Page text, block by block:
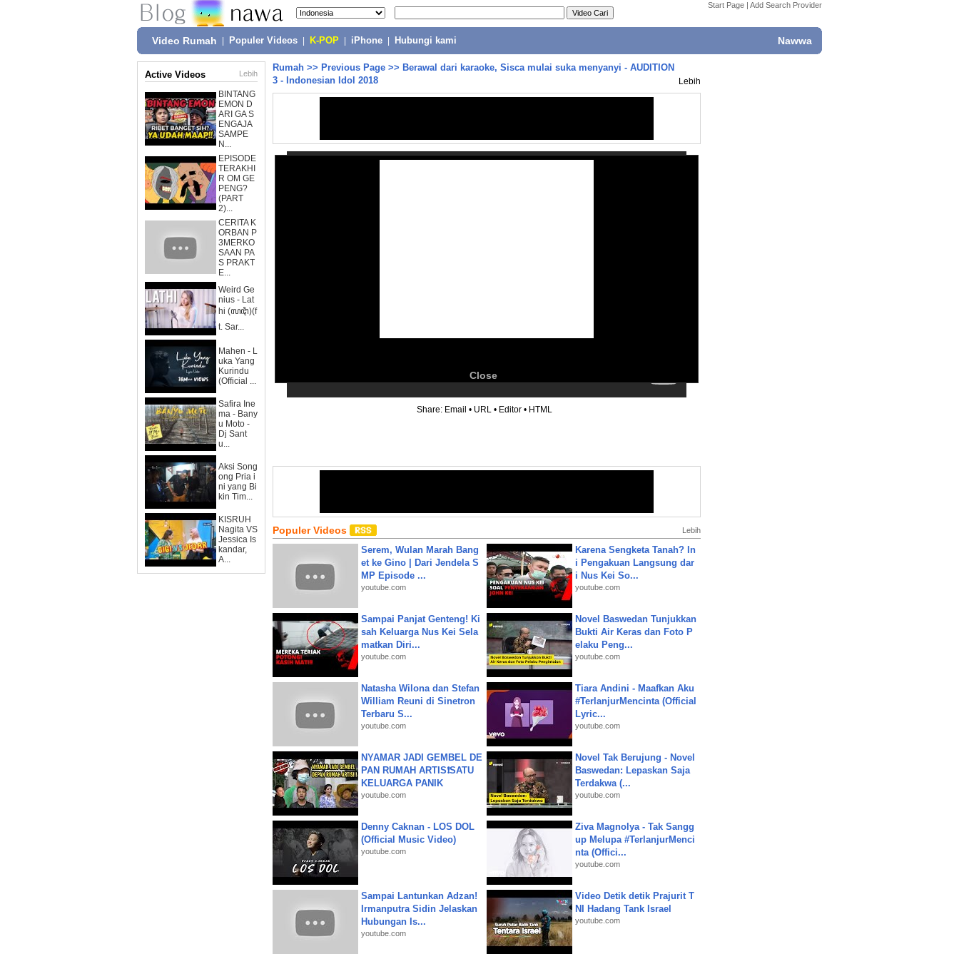
Start Page | Add Search Provider
Video Rumah Populer Videos K-POP iPhone Hubungi kami Nawwa
Active Videos Lebih
BINTANG
EMON D
ARI GA S
ENGAJA
SAMPE
N...
EPISODE
TERAKHI
R OM GE
PENG?
(PART
2)...
CERITA K
ORBAN P
3MERKO
SAAN PA
S PRAKT
E...
Weird Ge
nius - Lat
hi (ꦭꦛꦶ)(f
t. Sar...
Mahen - L
uka Yang
Kurindu
(Official ...
Safira Ine
ma - Bany
u Moto -
Dj Sant
u...
Aksi Song
ong Pria i
ni yang Bi
kin Tim...
KISRUH
Nagita VS
Jessica Is
kandar,
A...
Rumah >> Previous Page >> Berawal dari karaoke, Sisca mulai suka menyanyi - AUDITION
3 - Indonesian Idol 2018
Lebih
Close
Share: Email • URL • Editor • HTML
Populer Videos Lebih
Serem, Wulan Marah Bang
et ke Gino | Dari Jendela S
MP Episode ...
youtube.com
Karena Sengketa Tanah? In
i Pengakuan Langsung dar
i Nus Kei So...
youtube.com
Sampai Panjat Genteng! Ki
sah Keluarga Nus Kei Sela
matkan Diri...
youtube.com
Novel Baswedan Tunjukkan
Bukti Air Keras dan Foto P
elaku Peng...
youtube.com
Natasha Wilona dan Stefan
William Reuni di Sinetron
Terbaru S...
youtube.com
Tiara Andini - Maafkan Aku
#TerlanjurMencinta (Official
Lyric...
youtube.com
NYAMAR JADI GEMBEL DE
PAN RUMAH ARTIS❗SATU
KELUARGA PANIK
youtube.com
Novel Tak Berujung - Novel
Baswedan: Lepaskan Saja
Terdakwa (...
youtube.com
Denny Caknan - LOS DOL
(Official Music Video)
youtube.com
Ziva Magnolya - Tak Sangg
up Melupa #TerlanjurMenci
nta (Offici...
youtube.com
Sampai Lantunkan Adzan!
Irmanputra Sidin Jelaskan
Hubungan Is...
youtube.com
Video Detik detik Prajurit T
NI Hadang Tank Israel
youtube.com